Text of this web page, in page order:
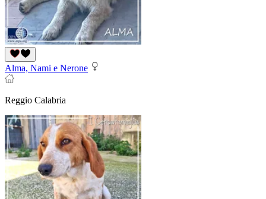
Alma, Nami e Nerone
Reggio Calabria